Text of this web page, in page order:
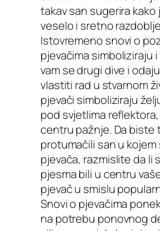
takav san sugerira kako
veselo i sretno
Istovremeno snovi o
pjevačima simboliziraju
vam se drugi dive i
vlastiti rad u stvarnom
pjevači simboliziraju
pod svjetlima
centru pažnje. Da biste
protumačili san u
pjevača, razmislite da li
pjesma bili u centru
pjevač u smislu
Snovi o pjevačima
na potrebu ponovnog